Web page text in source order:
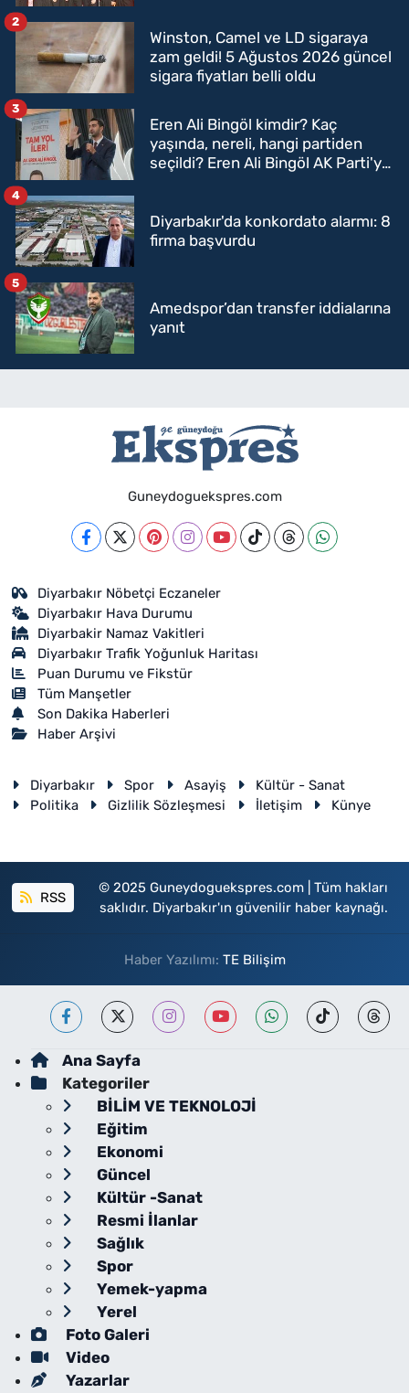
Winston, Camel ve LD sigaraya
zam geldi! 5 Ağustos 2026 güncel
sigara fiyatları belli oldu
2
Eren Ali Bingöl kimdir? Kaç
yaşında, nereli, hangi partiden
seçildi? Eren Ali Bingöl AK Parti'ye
3
Diyarbakır'da konkordato alarmı: 8
firma başvurdu
4
Amedspor’dan transfer iddialarına
yanıt
5
Guneydoguekspres.com
Diyarbakır Nöbetçi Eczaneler
Diyarbakır Hava Durumu
Diyarbakir Namaz Vakitleri
Diyarbakır Trafik Yoğunluk Haritası
Puan Durumu ve Fikstür
Tüm Manşetler
Son Dakika Haberleri
Haber Arşivi
Diyarbakır Spor Asayiş
Kültür - Sanat
Politika
Gizlilik Sözleşmesi İletişim Künye
RSS
© 2025 Guneydoguekspres.com | Tüm hakları
saklıdır. Diyarbakır'ın güvenilir haber kaynağı.
Haber Yazılımı: TE Bilişim
Ana Sayfa
Kategoriler
BİLİM VE TEKNOLOJİ
Eğitim
Ekonomi
Güncel
Kültür -Sanat
Resmi İlanlar
Sağlık
Spor
Yemek-yapma
Yerel
Foto Galeri
Video
Yazarlar